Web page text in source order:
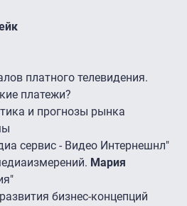
платного телевидения.
платежи?
и прогнозы рынка
сервис - Видео Интернешнл"
Мария
бизнес-концепций